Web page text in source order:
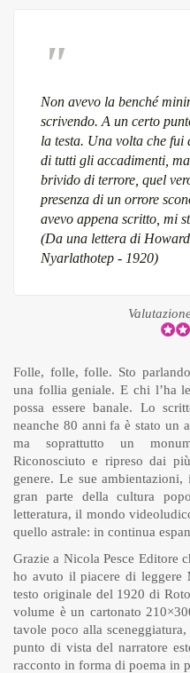
Non avevo la benché
scrivendo. A un certo
la testa. Una volta che
di tutti gli accadimenti,
brivido di terrore, quel
presenza di un orrore
avevo appena scritto, mi
(Da una lettera di
Nyarlathotep - 1920)
Folle, folle, folle. Sto
una follia geniale. E chi l’ha
possa essere banale. Lo
neanche 80 anni fa è stato un
ma soprattutto un
Riconosciuto e ripreso dai
genere. Le sue
gran parte della cultura
letteratura, il mondo
quello astrale: in continua
Grazie a Nicola Pesce Editore
ho avuto il piacere di leggere
testo originale del 1920 di
volume è un cartonato
tavole poco alla
punto di vista del narratore
racconto in forma di poema in